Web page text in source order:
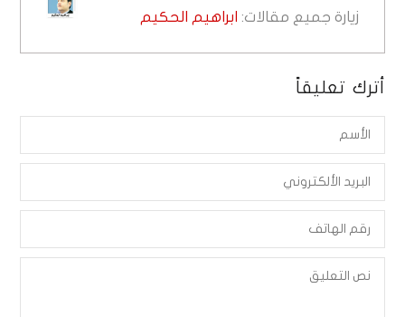
زيارة جميع مقالات: ابراهيم الحكيم
أترك تعليقاً